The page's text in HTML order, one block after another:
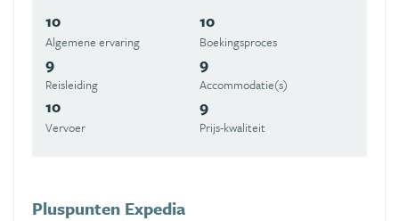
10
Algemene ervaring
10
Boekingsproces
9
Reisleiding
9
Accommodatie(s)
10
Vervoer
9
Prijs-kwaliteit
Pluspunten Expedia